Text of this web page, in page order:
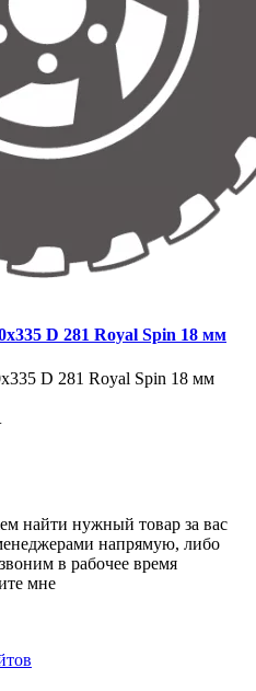
D 281 Royal Spin 18 мм
D 281 Royal Spin 18 мм
найти нужный товар за вас
напрямую, либо
в рабочее время
мне